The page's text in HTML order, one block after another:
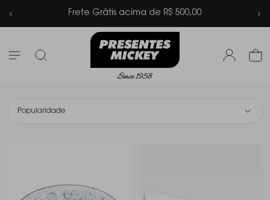
Parcelamento em até 6x sem juros
Popularidade